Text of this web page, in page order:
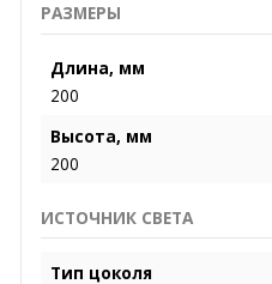
РАЗМЕРЫ
Длина, мм
200
Высота, мм
200
ИСТОЧНИК СВЕТА
Тип цоколя